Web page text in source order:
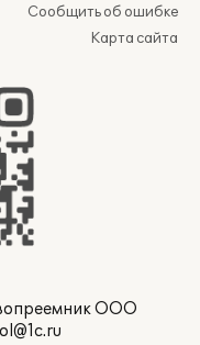
Сообщить об ошибке
Карта сайта
ООО